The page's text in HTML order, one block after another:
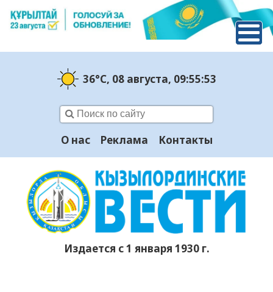
36°C, 08 августа, 09:55:54
О нас Реклама Контакты
Издается с 1 января 1930 г.